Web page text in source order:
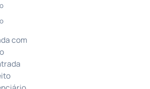
com